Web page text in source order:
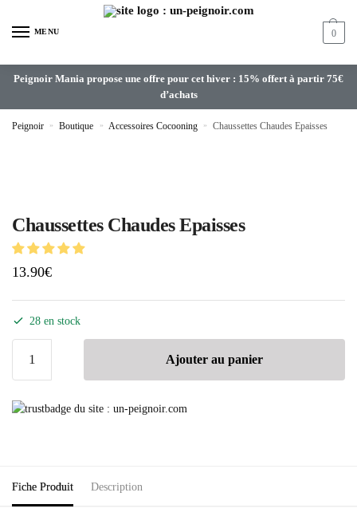
MENU 0
Peignoir Mania propose une offre pour cet hiver : 15% offert à partir 75€
d’achats
Peignoir » Boutique » Accessoires Cocooning » Chaussettes Chaudes Epaisses
Chaussettes Chaudes Epaisses
13.90€
28 en stock
Ajouter au panier
Fiche Produit Description